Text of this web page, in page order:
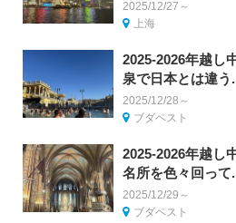
2025/12/27～
上海
2025-2026年越し
泉で日本とは違う
2025/12/28～
ブダペスト
2025-2026年越し
名所を色々回って
2025/12/29～
ブダペスト